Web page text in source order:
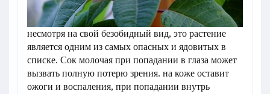
несмотря на свой безобидный вид, это растение
является одним из самых опасных и ядовитых в
списке. Сок молочая при попадании в глаза может
вызвать полную потерю зрения. на коже оставит
ожоги и воспаления, при попадании внутрь